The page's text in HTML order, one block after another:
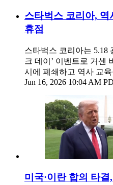
스타벅스 코리아, 역
휴점
스타벅스 코리아는 5.18
크 데이’ 이벤트로 거센
시에 폐쇄하고 역사 교
Jun 16, 2026 10:04 AM
미국·이란 합의 타